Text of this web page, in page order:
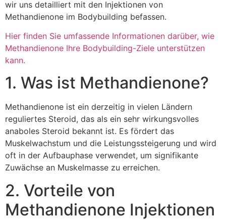
wir uns detailliert mit den Injektionen von
Methandienone im Bodybuilding befassen.
Hier finden Sie umfassende Informationen darüber, wie
Methandienone Ihre Bodybuilding-Ziele unterstützen
kann.
1. Was ist Methandienone?
Methandienone ist ein derzeitig in vielen Ländern
reguliertes Steroid, das als ein sehr wirkungsvolles
anaboles Steroid bekannt ist. Es fördert das
Muskelwachstum und die Leistungssteigerung und wird
oft in der Aufbauphase verwendet, um signifikante
Zuwächse an Muskelmasse zu erreichen.
2. Vorteile von
Methandienone Injektionen